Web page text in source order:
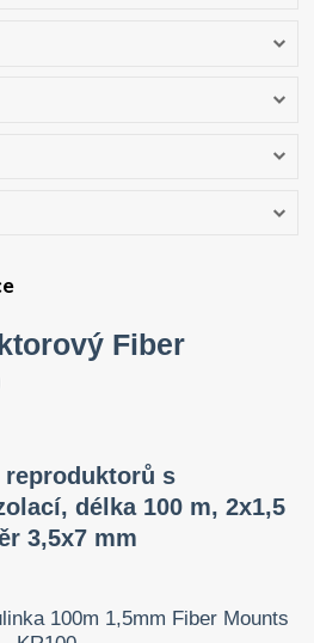
Fiber
reproduktorů s
délka 100 m, 2x1,5
3,5x7 mm